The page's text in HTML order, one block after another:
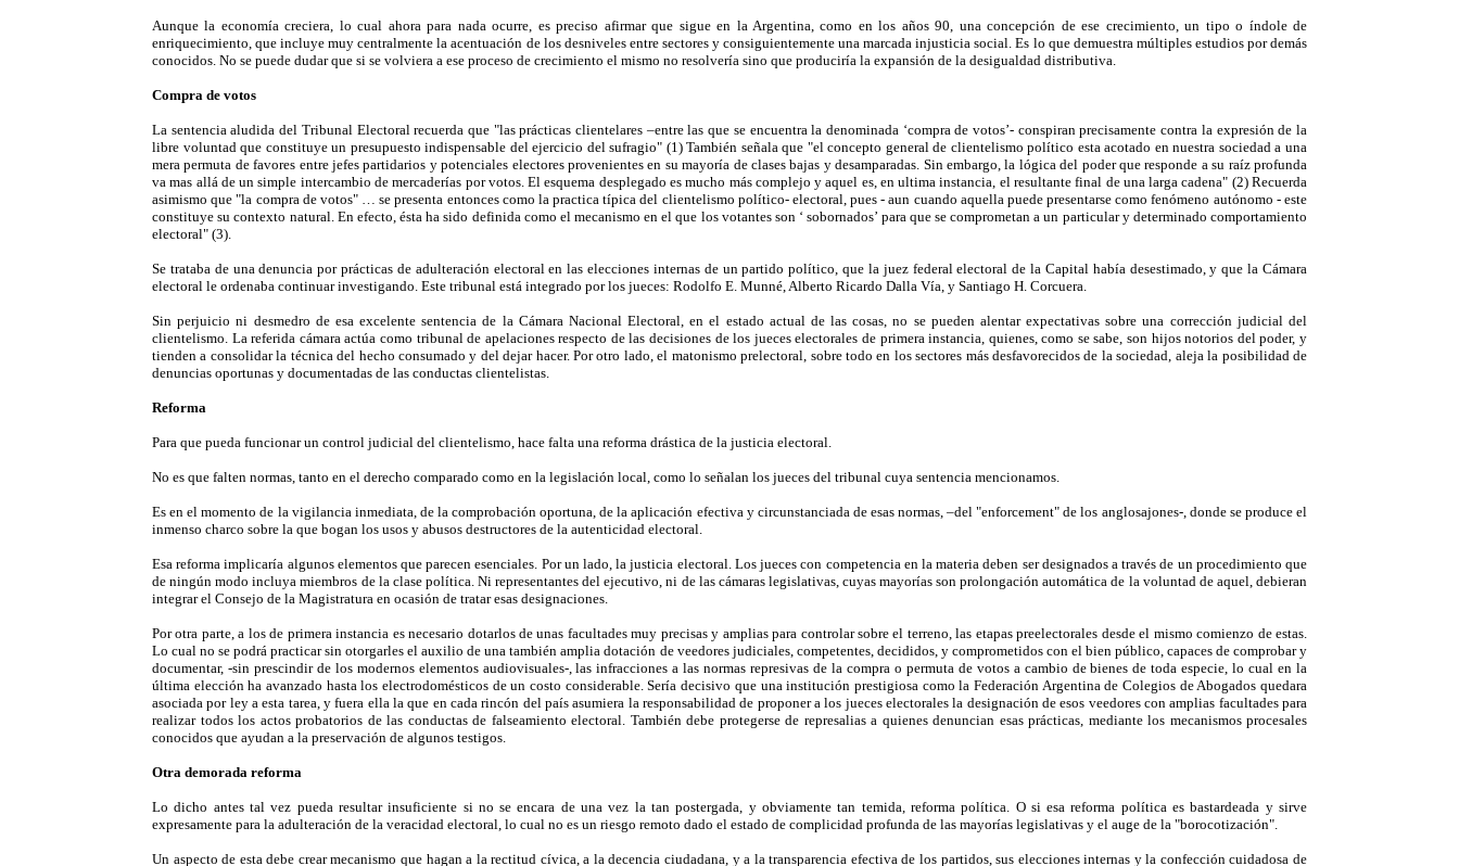
Aunque la economía creciera, lo cual ahora para nada ocurre, es preciso afirmar que sigue en la Argentina, como en los años 90, una concepción de ese crecimiento, un tipo o índole de
enriquecimiento, que incluye muy centralmente la acentuación de los desniveles entre sectores y consiguientemente una marcada injusticia social. Es lo que demuestra múltiples estudios por demás
conocidos. No se puede dudar que si se volviera a ese proceso de crecimiento el mismo no resolvería sino que produciría la expansión de la desigualdad distributiva.
Compra de votos
La sentencia aludida del Tribunal Electoral recuerda que "las prácticas clientelares –entre las que se encuentra la denominada ‘compra de votos’- conspiran precisamente contra la expresión de la
libre voluntad que constituye un presupuesto indispensable del ejercicio del sufragio" (1) También señala que "el concepto general de clientelismo político esta acotado en nuestra sociedad a una
mera permuta de favores entre jefes partidarios y potenciales electores provenientes en su mayoría de clases bajas y desamparadas. Sin embargo, la lógica del poder que responde a su raíz profunda
va mas allá de un simple intercambio de mercaderías por votos. El esquema desplegado es mucho más complejo y aquel es, en ultima instancia, el resultante final de una larga cadena" (2) Recuerda
asimismo que "la compra de votos" … se presenta entonces como la practica típica del clientelismo político- electoral, pues - aun cuando aquella puede presentarse como fenómeno autónomo - este
constituye su contexto natural. En efecto, ésta ha sido definida como el mecanismo en el que los votantes son ‘ sobornados’ para que se comprometan a un particular y determinado comportamiento
electoral" (3).
Se trataba de una denuncia por prácticas de adulteración electoral en las elecciones internas de un partido político, que la juez federal electoral de la Capital había desestimado, y que la Cámara
electoral le ordenaba continuar investigando. Este tribunal está integrado por los jueces: Rodolfo E. Munné, Alberto Ricardo Dalla Vía, y Santiago H. Corcuera.
Sin perjuicio ni desmedro de esa excelente sentencia de la Cámara Nacional Electoral, en el estado actual de las cosas, no se pueden alentar expectativas sobre una corrección judicial del
clientelismo. La referida cámara actúa como tribunal de apelaciones respecto de las decisiones de los jueces electorales de primera instancia, quienes, como se sabe, son hijos notorios del poder, y
tienden a consolidar la técnica del hecho consumado y del dejar hacer. Por otro lado, el matonismo prelectoral, sobre todo en los sectores más desfavorecidos de la sociedad, aleja la posibilidad de
denuncias oportunas y documentadas de las conductas clientelistas.
Reforma
Para que pueda funcionar un control judicial del clientelismo, hace falta una reforma drástica de la justicia electoral.
No es que falten normas, tanto en el derecho comparado como en la legislación local, como lo señalan los jueces del tribunal cuya sentencia mencionamos.
Es en el momento de la vigilancia inmediata, de la comprobación oportuna, de la aplicación efectiva y circunstanciada de esas normas, –del "enforcement" de los anglosajones-, donde se produce el
inmenso charco sobre la que bogan los usos y abusos destructores de la autenticidad electoral.
Esa reforma implicaría algunos elementos que parecen esenciales. Por un lado, la justicia electoral. Los jueces con competencia en la materia deben ser designados a través de un procedimiento que
de ningún modo incluya miembros de la clase política. Ni representantes del ejecutivo, ni de las cámaras legislativas, cuyas mayorías son prolongación automática de la voluntad de aquel, debieran
integrar el Consejo de la Magistratura en ocasión de tratar esas designaciones.
Por otra parte, a los de primera instancia es necesario dotarlos de unas facultades muy precisas y amplias para controlar sobre el terreno, las etapas preelectorales desde el mismo comienzo de estas.
Lo cual no se podrá practicar sin otorgarles el auxilio de una también amplia dotación de veedores judiciales, competentes, decididos, y comprometidos con el bien público, capaces de comprobar y
documentar, -sin prescindir de los modernos elementos audiovisuales-, las infracciones a las normas represivas de la compra o permuta de votos a cambio de bienes de toda especie, lo cual en la
última elección ha avanzado hasta los electrodomésticos de un costo considerable. Sería decisivo que una institución prestigiosa como la Federación Argentina de Colegios de Abogados quedara
asociada por ley a esta tarea, y fuera ella la que en cada rincón del país asumiera la responsabilidad de proponer a los jueces electorales la designación de esos veedores con amplias facultades para
realizar todos los actos probatorios de las conductas de falseamiento electoral. También debe protegerse de represalias a quienes denuncian esas prácticas, mediante los mecanismos procesales
conocidos que ayudan a la preservación de algunos testigos.
Otra demorada reforma
Lo dicho antes tal vez pueda resultar insuficiente si no se encara de una vez la tan postergada, y obviamente tan temida, reforma política. O si esa reforma política es bastardeada y sirve
expresamente para la adulteración de la veracidad electoral, lo cual no es un riesgo remoto dado el estado de complicidad profunda de las mayorías legislativas y el auge de la "borocotización".
Un aspecto de esta debe crear mecanismo que hagan a la rectitud cívica, a la decencia ciudadana, y a la transparencia efectiva de los partidos, sus elecciones internas y la confección cuidadosa de